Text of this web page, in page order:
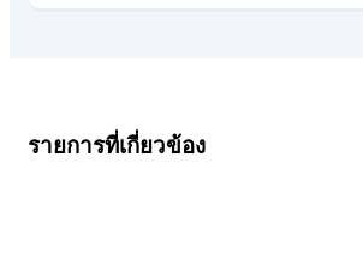
รายการที่เกี่ยวข้อง